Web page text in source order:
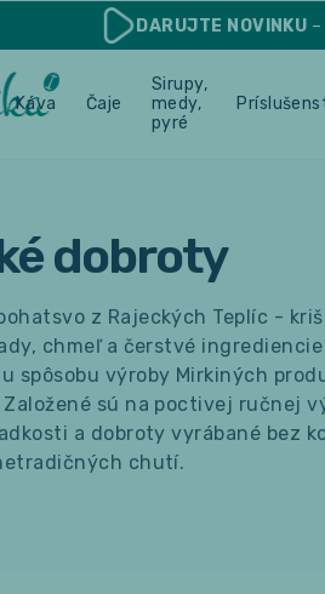
DARUJTE NOVINKU
Káva Čaje
Sirupy,
medy,
pyré
dobroty
z Rajeckých Teplíc -
chmeľ a čerstvé
spôsobu výroby Mirkiných
Založené sú na poctivej ručnej
a dobroty vyrábané bez
chutí.